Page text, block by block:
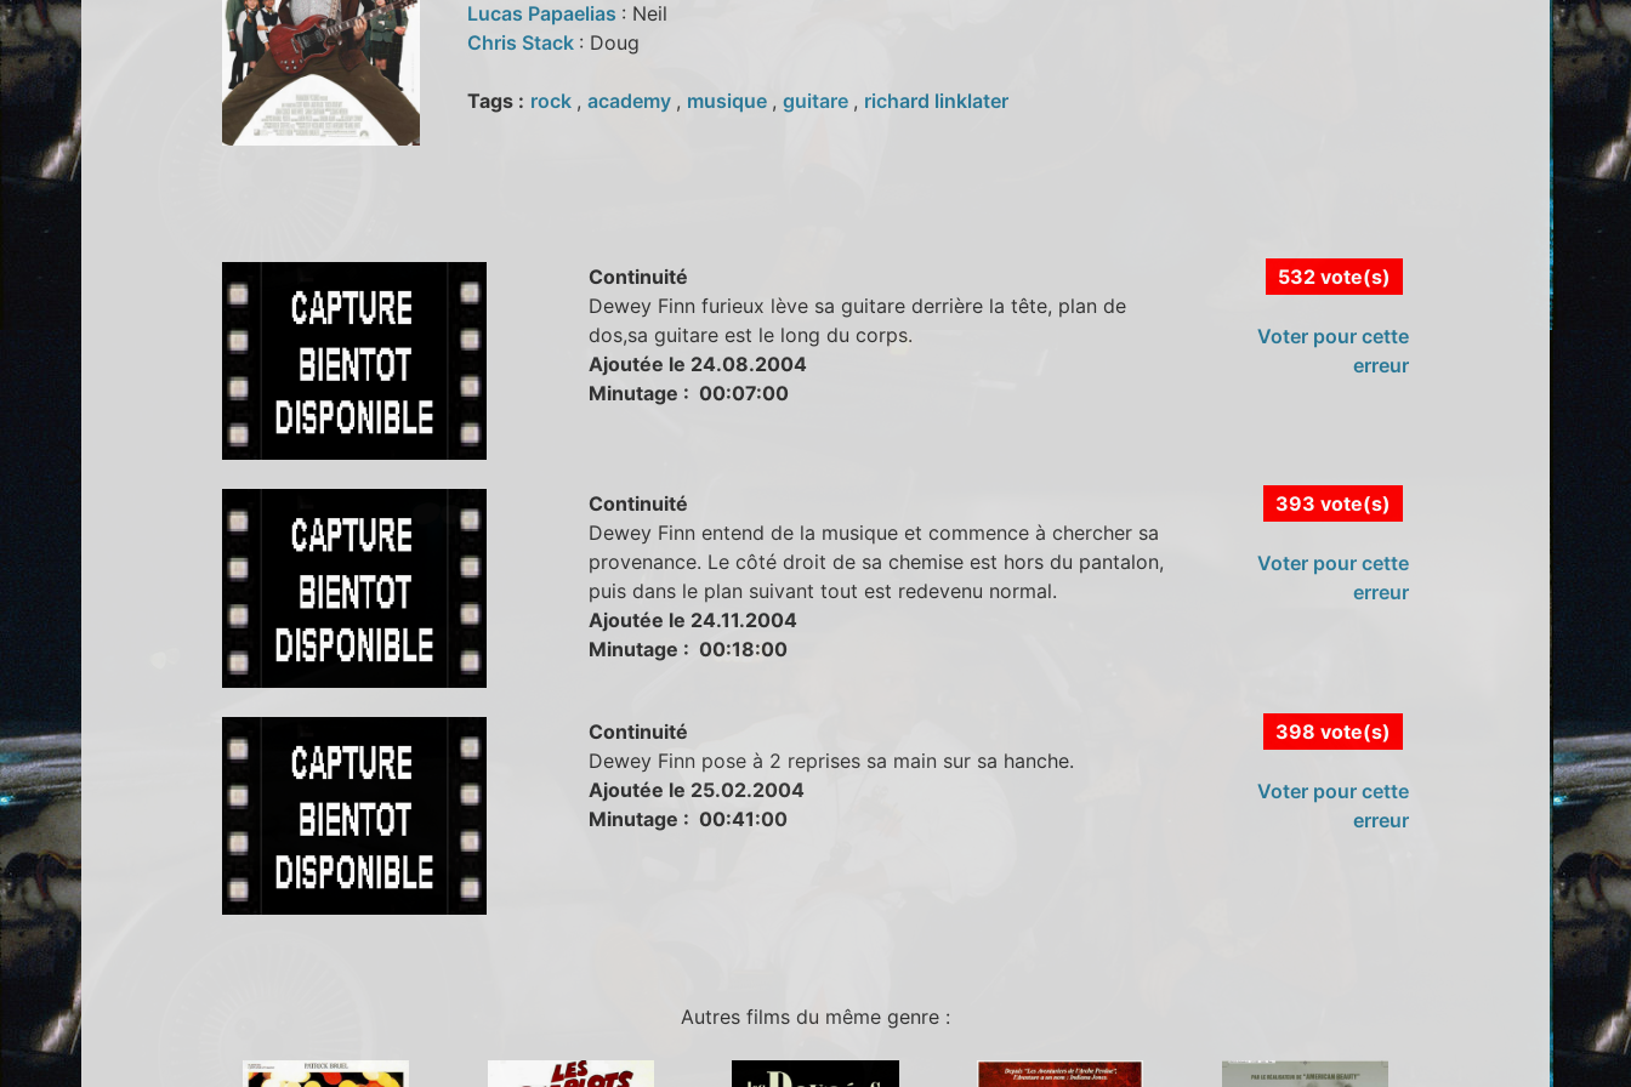
Lucas Papaelias : Neil
Chris Stack : Doug
Tags : rock , academy , musique , guitare , richard linklater
Continuité
Dewey Finn furieux lève sa guitare derrière la tête, plan de
dos,sa guitare est le long du corps.
Ajoutée le 24.08.2004
Minutage : 00:07:00
532 vote(s)
Voter pour cette
erreur
Continuité
Dewey Finn entend de la musique et commence à chercher sa
provenance. Le côté droit de sa chemise est hors du pantalon,
puis dans le plan suivant tout est redevenu normal.
Ajoutée le 24.11.2004
Minutage : 00:18:00
393 vote(s)
Voter pour cette
erreur
Continuité
Dewey Finn pose à 2 reprises sa main sur sa hanche.
Ajoutée le 25.02.2004
Minutage : 00:41:00
398 vote(s)
Voter pour cette
erreur
Autres films du même genre :